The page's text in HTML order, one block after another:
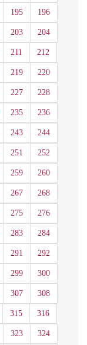
195 196
203 204
211 212
219 220
227 228
235 236
243 244
251 252
259 260
267 268
275 276
283 284
291 292
299 300
307 308
315 316
323 324